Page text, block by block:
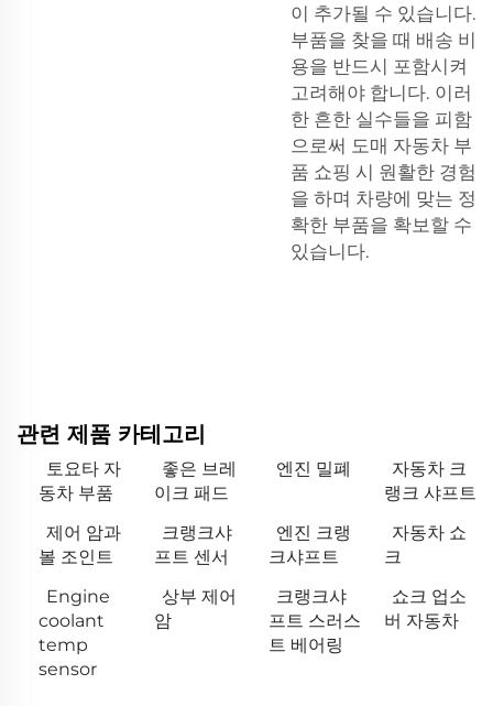
이 추가될 수 있습니다.
부품을 찾을 때 배송 비
용을 반드시 포함시켜
고려해야 합니다. 이러
한 흔한 실수들을 피함
으로써 도매 자동차 부
품 쇼핑 시 원활한 경험
을 하며 차량에 맞는 정
확한 부품을 확보할 수
있습니다.
관련 제품 카테고리
토요타 자
동차 부품
좋은 브레
이크 패드
엔진 밀폐
자동차 크
랭크 샤프트
제어 암과
볼 조인트
크랭크샤
프트 센서
엔진 크랭
크샤프트
자동차 쇼
크
Engine
coolant
temp
sensor
상부 제어
암
크랭크샤
프트 스러스
트 베어링
쇼크 업소
버 자동차